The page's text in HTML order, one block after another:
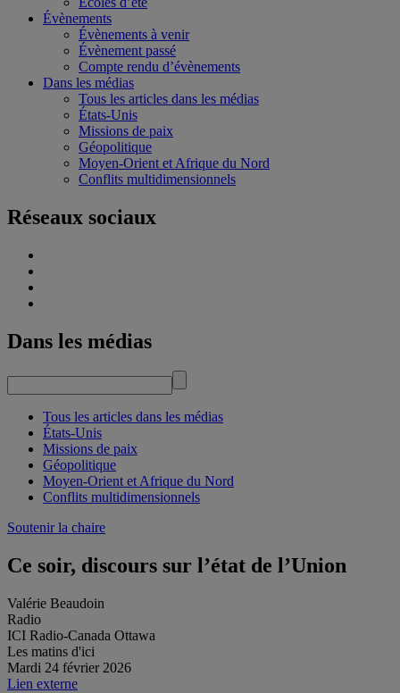
Évènements
Évènements à venir
Évènement passé
Compte rendu d’évènements
Dans les médias
Tous les articles dans les médias
États-Unis
Missions de paix
Géopolitique
Moyen-Orient et Afrique du Nord
Conflits multidimensionnels
Réseaux sociaux
Dans les médias
Tous les articles dans les médias
États-Unis
Missions de paix
Géopolitique
Moyen-Orient et Afrique du Nord
Conflits multidimensionnels
Soutenir la chaire
Ce soir, discours sur l’état de l’Union
Valérie Beaudoin
Radio
ICI Radio-Canada Ottawa
Les matins d'ici
Mardi 24 février 2026
Lien externe